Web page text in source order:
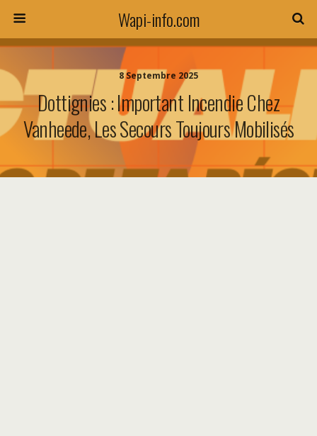
Wapi-info.com
8 Septembre 2025
Dottignies : Important Incendie Chez
Vanheede, Les Secours Toujours Mobilisés